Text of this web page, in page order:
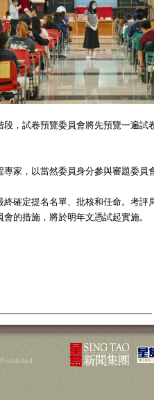
，試卷預覽委員會將先預覽一遍試
，以當然委員身分參與審題委員會
確定提名名單、批核和任命。考評
的措施，將於明年文憑試起實施。